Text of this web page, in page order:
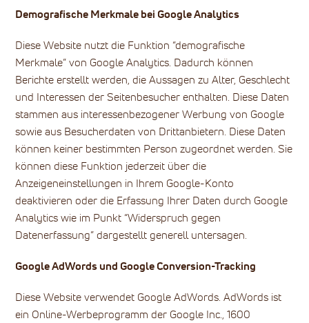
Demografische Merkmale bei Google Analytics
Diese Website nutzt die Funktion “demografische
Merkmale” von Google Analytics. Dadurch können
Berichte erstellt werden, die Aussagen zu Alter, Geschlecht
und Interessen der Seitenbesucher enthalten. Diese Daten
stammen aus interessenbezogener Werbung von Google
sowie aus Besucherdaten von Drittanbietern. Diese Daten
können keiner bestimmten Person zugeordnet werden. Sie
können diese Funktion jederzeit über die
Anzeigeneinstellungen in Ihrem Google-Konto
deaktivieren oder die Erfassung Ihrer Daten durch Google
Analytics wie im Punkt “Widerspruch gegen
Datenerfassung” dargestellt generell untersagen.
Google AdWords und Google Conversion-Tracking
Diese Website verwendet Google AdWords. AdWords ist
ein Online-Werbeprogramm der Google Inc., 1600